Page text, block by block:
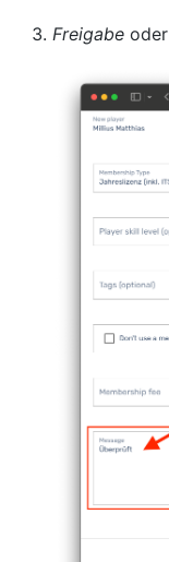
Freigabe oder